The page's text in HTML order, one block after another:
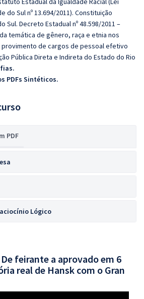
do Sul nº 13.694/2011). Constituição
Sul. Decreto Estadual nº 48.598/2011 –
temática de gênero, raça e etnia nos
de cargos de pessoal efetivo
Pública Direta e Indireta do Estado do Rio
PDFs Sintéticos.
PDF
Lógico
feirante a aprovado em 6
real de Hansk com o Gran